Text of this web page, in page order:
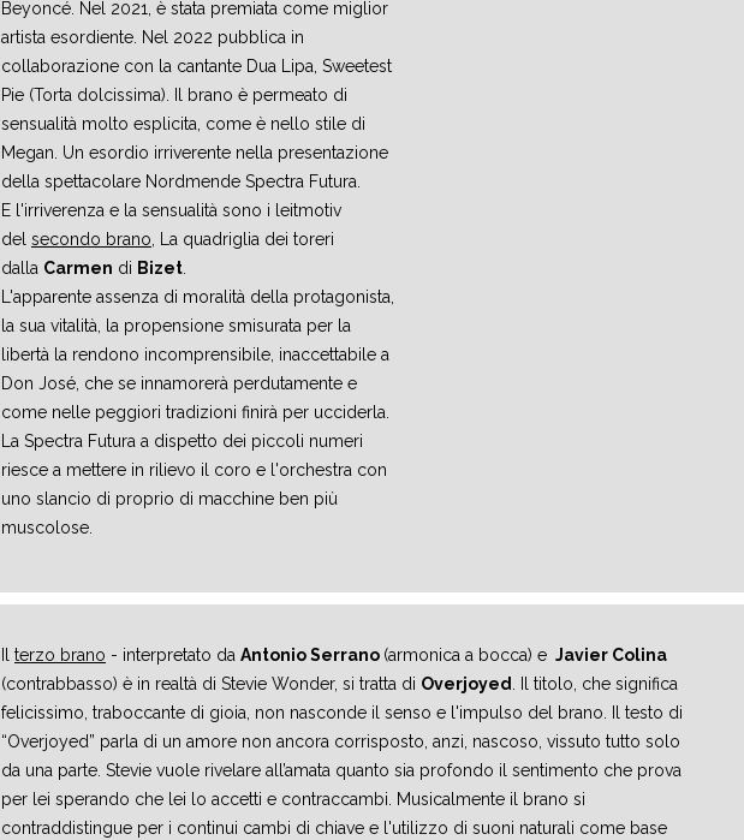
Beyoncé. Nel 2021, è stata premiata come miglior
artista esordiente. Nel 2022 pubblica in
collaborazione con la cantante Dua Lipa, Sweetest
Pie (Torta dolcissima). Il brano è permeato di
sensualità molto esplicita, come è nello stile di
Megan. Un esordio irriverente nella presentazione
della spettacolare Nordmende Spectra Futura.
E l'irriverenza e la sensualità sono i leitmotiv
del secondo brano , La quadriglia dei toreri
dalla Carmen di Bizet
L'apparente assenza di moralità della protagonista,
la sua vitalità, la propensione smisurata per la
libertà la rendono incomprensibile, inaccettabile a
Don José, che se innamorerà perdutamente e
come nelle peggiori tradizioni finirà per ucciderla.
La Spectra Futura a dispetto dei piccoli numeri
riesce a mettere in rilievo il coro e l'orchestra con
uno slancio di proprio di macchine ben più
muscolose.
terzo brano - interpretato da Antonio Serrano (armonica a bocca) e Javier Colina
(contrabbasso) è in realtà di Stevie Wonder, si tratta di Overjoyed
. Il titolo, che significa
felicissimo, traboccante di gioia, non nasconde il senso e l'impulso del brano. Il testo di
“Overjoyed” parla di un amore non ancora corrisposto, anzi, nascoso, vissuto tutto solo
da una parte. Stevie vuole rivelare all’amata quanto sia profondo il sentimento che prova
per lei sperando che lei lo accetti e contraccambi. Musicalmente il brano si
contraddistingue per i continui cambi di chiave e l'utilizzo di suoni naturali come base